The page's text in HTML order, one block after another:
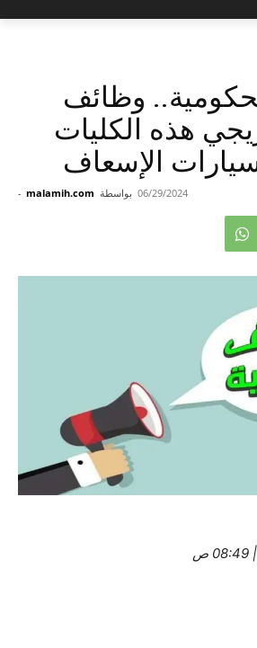
وظائف
هذه الكليات
الإسعاف
بواسطة malamih.com
- 06/29/2024